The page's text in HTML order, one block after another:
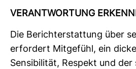
VER­ANT­WOR­TUNG
Die Bericht­erstat­tung über
erfor­dert Mit­ge­fühl, ein
Sen­si­bi­lität, Respekt und